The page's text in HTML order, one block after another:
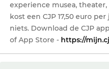
experience musea,
kost een CJP 17,50 euro
niets. Download de CJP
of App Store - https://